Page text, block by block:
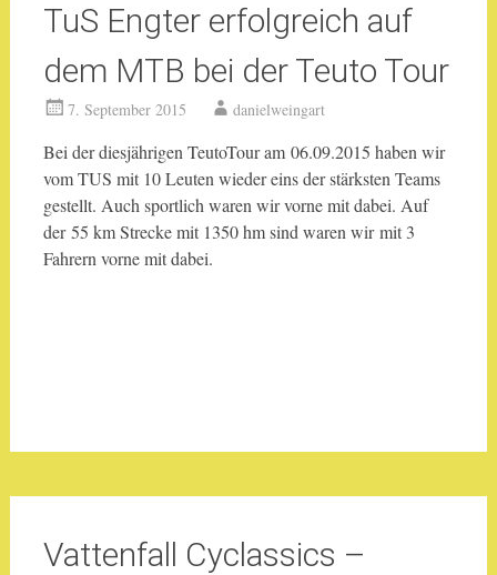
TuS Engter erfolgreich auf
dem MTB bei der Teuto Tour
7. September 2015 danielweingart
Bei der diesjährigen TeutoTour am 06.09.2015 haben wir
vom TUS mit 10 Leuten wieder eins der stärksten Teams
gestellt. Auch sportlich waren wir vorne mit dabei. Auf
der 55 km Strecke mit 1350 hm sind waren wir mit 3
Fahrern vorne mit dabei.
Vattenfall Cyclassics –